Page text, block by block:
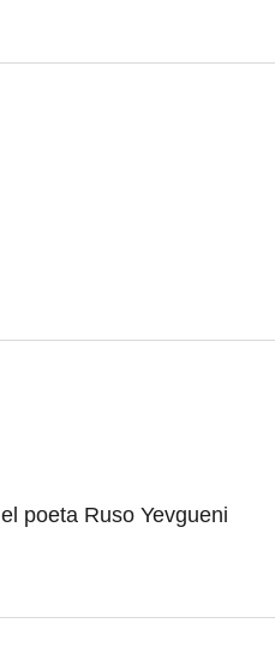
poeta Ruso Yevgueni